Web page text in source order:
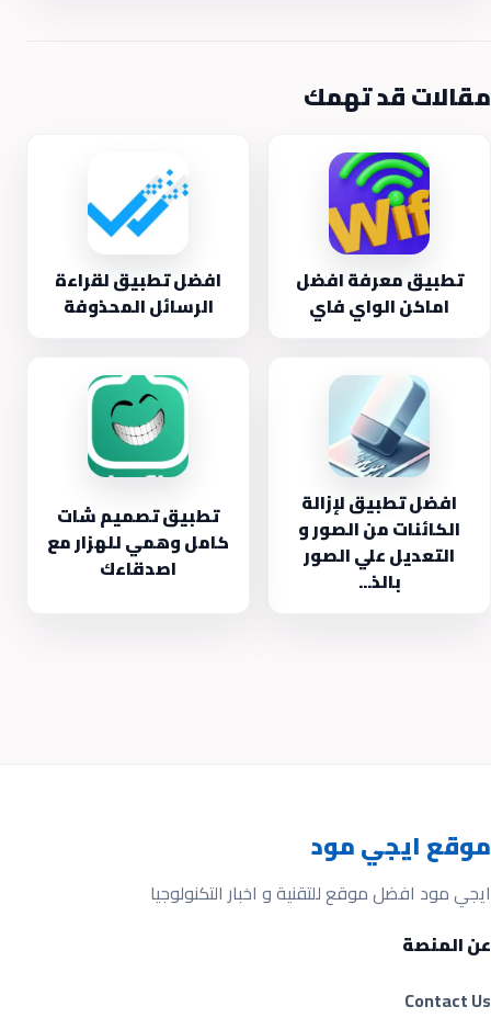
مقالات قد تهمك
تطبيق معرفة افضل
اماكن الواي فاي
افضل تطبيق لقراءة
الرسائل المحذوفة
افضل تطبيق لإزالة
الكائنات من الصور و
التعديل علي الصور
بالذ...
تطبيق تصميم شات
كامل وهمي للهزار مع
اصدقاءك
موقع ايجي مود
ايجي مود افضل موقع للتقنية و اخبار التكنولوجيا
عن المنصة
Contact Us